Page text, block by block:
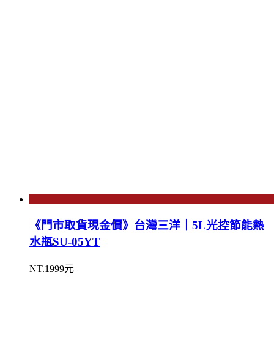
《門市取貨現金價》台灣三洋｜5L光控節能熱
水瓶SU-05YT
NT.1999元